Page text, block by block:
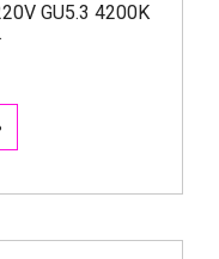
GU5.3 4200K